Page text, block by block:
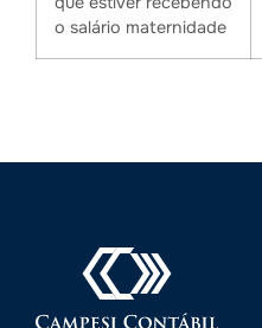
o salário maternidade